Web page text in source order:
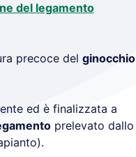
del legamento
precoce del ginocchio
ed è finalizzata a
prelevato dallo